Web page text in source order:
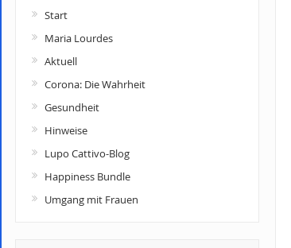
Start
Maria Lourdes
Aktuell
Corona: Die Wahrheit
Gesundheit
Hinweise
Lupo Cattivo-Blog
Happiness Bundle
Umgang mit Frauen